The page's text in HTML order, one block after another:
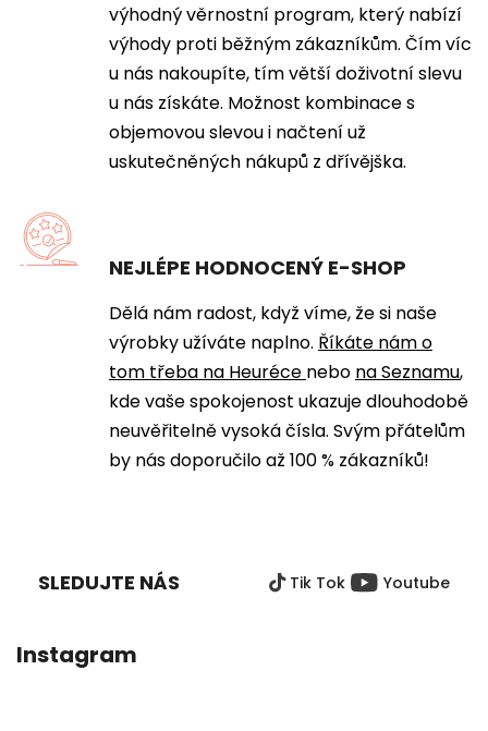
výhodný věrnostní program, který nabízí
výhody proti běžným zákazníkům. Čím víc
u nás nakoupíte, tím větší doživotní slevu
u nás získáte. Možnost kombinace s
objemovou slevou i načtení už
uskutečněných nákupů z dřívějška.
NEJLÉPE HODNOCENÝ E-SHOP
Dělá nám radost, když víme, že si naše
výrobky užíváte naplno. Říkáte nám o
tom třeba na Heuréce nebo na Seznamu,
kde vaše spokojenost ukazuje dlouhodobě
neuvěřitelně vysoká čísla. Svým přátelům
by nás doporučilo až 100 % zákazníků!
SLEDUJTE NÁS Tik Tok Youtube
Instagram